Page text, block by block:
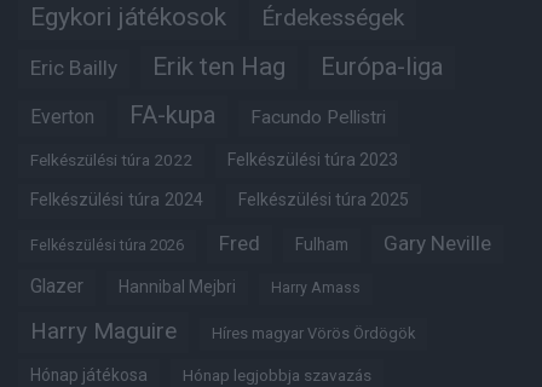
Egykori játékosok Érdekességek
Eric Bailly Erik ten Hag Európa-liga
Everton FA-kupa Facundo Pellistri
Felkészülési túra 2022 Felkészülési túra 2023
Felkészülési túra 2024 Felkészülési túra 2025
Felkészülési túra 2026 Fred Fulham Gary Neville
Glazer Hannibal Mejbri Harry Amass
Harry Maguire Híres magyar Vörös Ördögök
Hónap játékosa Hónap legjobbja szavazás